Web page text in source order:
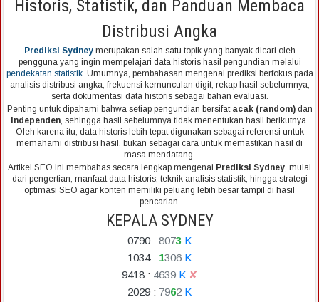
Historis, Statistik, dan Panduan Membaca
Distribusi Angka
Prediksi Sydneymerupakan salah satu topik yang banyak dicari oleh
pengguna yang ingin mempelajari data historis hasil pengundian melalui
pendekatan statistik. Umumnya, pembahasan mengenai prediksi berfokus pada
analisis distribusi angka, frekuensi kemunculan digit, rekap hasil sebelumnya,
serta dokumentasi data historis sebagai bahan evaluasi.
Penting untuk dipahami bahwa setiap pengundian bersifat acak (random)dan
independen, sehingga hasil sebelumnya tidak menentukan hasil berikutnya.
Oleh karena itu, data historis lebih tepat digunakan sebagai referensi untuk
memahami distribusi hasil, bukan sebagai cara untuk memastikan hasil di
masa mendatang.
Artikel SEO ini membahas secara lengkap mengenai Prediksi Sydney, mulai
dari pengertian, manfaat data historis, teknik analisis statistik, hingga strategi
optimasi SEO agar konten memiliki peluang lebih besar tampil di hasil
pencarian.
KEPALA SYDNEY
0790 : 8073 K
1034: 1306 K
9418: 4639 K ✘
2029 : 7962 K